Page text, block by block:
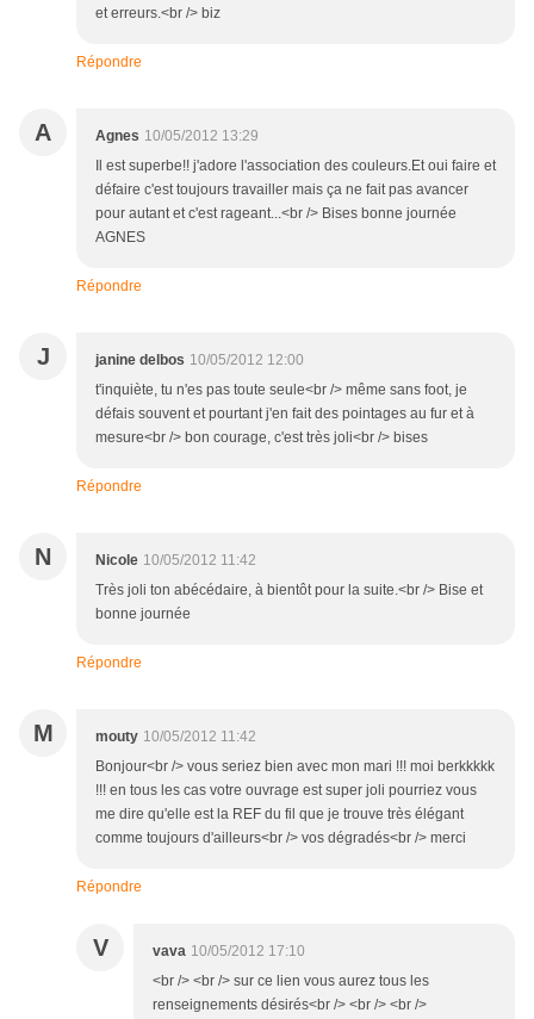
et erreurs.<br /> biz
Répondre
A Agnes 10/05/2012 13:29
Il est superbe!! j'adore l'association des couleurs.Et oui faire et
défaire c'est toujours travailler mais ça ne fait pas avancer
pour autant et c'est rageant...<br /> Bises bonne journée
AGNES
Répondre
J janine delbos 10/05/2012 12:00
t'inquiète, tu n'es pas toute seule<br /> même sans foot, je
défais souvent et pourtant j'en fait des pointages au fur et à
mesure<br /> bon courage, c'est très joli<br /> bises
Répondre
N Nicole 10/05/2012 11:42
Très joli ton abécédaire, à bientôt pour la suite.<br /> Bise et
bonne journée
Répondre
M mouty 10/05/2012 11:42
Bonjour<br /> vous seriez bien avec mon mari !!! moi berkkkkk
!!! en tous les cas votre ouvrage est super joli pourriez vous
me dire qu'elle est la REF du fil que je trouve très élégant
comme toujours d'ailleurs<br /> vos dégradés<br /> merci
Répondre
V vava 10/05/2012 17:10
<br /> <br /> sur ce lien vous aurez tous les
renseignements désirés<br /> <br /> <br />